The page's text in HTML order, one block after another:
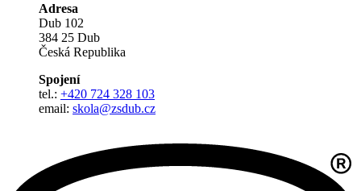
Adresa
Dub 102
384 25 Dub
Česká Republika
Spojení
tel.: +420 724 328 103
email: skola@zsdub.cz